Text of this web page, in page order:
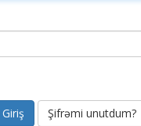
Şifrəmi unutdum?